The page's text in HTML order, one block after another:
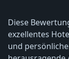
Diese
exzellentes
und